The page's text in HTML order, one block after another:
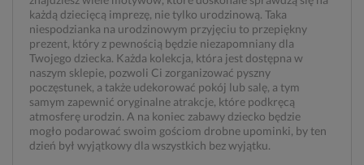
każdą dziecięcą imprezę, nie tylko urodzinową. Taka
niespodzianka na urodzinowym przyjęciu to przepiękny
prezent, który z pewnością będzie niezapomniany dla
Twojego dziecka. Każda kolekcja, która jest dostępna w
naszym sklepie, pozwoli Ci zorganizować pyszny
poczęstunek, a także udekorować pokój lub salę, a tym
samym zapewnić oryginalne atrakcje, które podkręcą
atmosferę urodzin. A na koniec zabawy dziecko będzie
mogło podarować swoim gościom drobne upominki, by ten
dzień był wyjątkowy dla wszystkich bez wyjątku.